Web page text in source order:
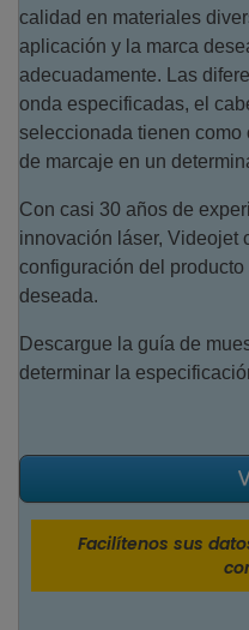
calidad en materiales
aplicación y la marca
adecuadamente. Las
onda especificadas, el
seleccionada tienen
de marcaje en un
Con casi 30 años de
innovación láser, Videojet
configuración del
deseada.
Descargue la guía de
determinar la
Facilítenos sus